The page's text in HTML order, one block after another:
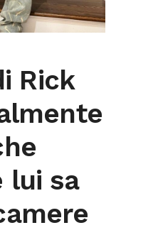
Rick
lui sa